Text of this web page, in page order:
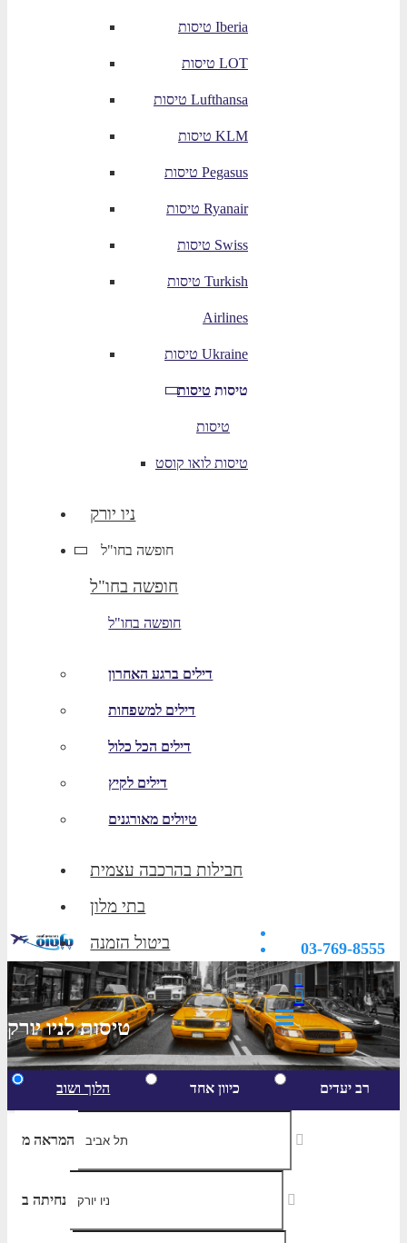
טיסות Iberia
טיסות LOT
טיסות Lufthansa
טיסות KLM
טיסות Pegasus
טיסות Ryanair
טיסות Swiss
טיסות Turkish
Airlines
טיסות Ukraine
טיסות טיסות
טיסות
טיסות לואו קוסט
ניו יורק
חופשה בחו"ל
חופשה בחו"ל
חופשה בחו"ל
דילים ברגע האחרון
דילים למשפחות
דילים הכל כלול
דילים לקיץ
טיולים מאורגנים
חבילות בהרכבה עצמית
בתי מלון
ביטול הזמנה
03-769-8555
טיסות לניו יורק
הלוך ושוב כיוון אחד רב יעדים
המראה מ
נחיתה ב